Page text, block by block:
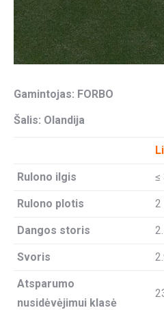
Gamintojas: FORBO
Šalis: Olandija
Rulono ilgis ≤
Rulono plotis 2
Dangos storis
Svoris
Atsparumo
nusidėvėjimui klasė